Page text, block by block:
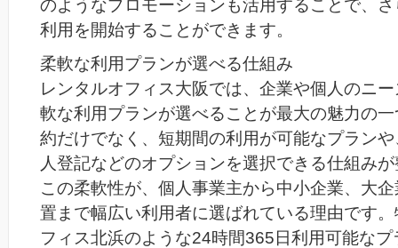
のようなプロモーションも活用することで、
利用を開始することができます。
柔軟な利用プランが選べる仕組み
レンタルオフィス大阪では、企業や個人のニ
軟な利用プランが選べることが最大の魅力の
約だけでなく、短期間の利用が可能なプラン
人登記などのオプションを選択できる仕組み
この柔軟性が、個人事業主から中小企業、大
置まで幅広い利用者に選ばれている理由です
フィス北浜のような24時間365日利用可能な